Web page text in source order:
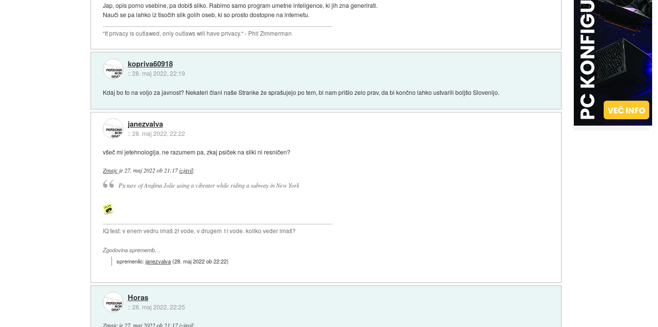
Jap, opis porno vsebine, pa dobiš sliko. Rabimo samo program umetne inteligence, ki jih zna generirati.
Nauči se pa lahko iz tisočih slik golih oseb, ki so prosto dostopne na internetu.
"If privacy is outlawed, only outlaws will have privacy." - Phil Zimmerman
kopriva60918
::28. maj 2022, 22:19
Kdaj bo to na voljo za javnost? Nekateri člani naše Stranke že sprašujejo po tem, bi nam prišlo zelo prav, da bi končno lahko ustvarili boljšo Slovenijo.
janezvalva
::28. maj 2022, 22:22
všeč mi jetehnologija. ne razumem pa, zkaj psiček na sliki ni resničen?
Zmajcje27. maj 2022 ob 21:17izjavil:
Picture of Anglina Jolie using a vibrator while riding a subway in New York
IQ test: v enem vedru imaš 2l vode, v drugem 1l vode. koliko veder imaš?
Zgodovina sprememb…
spremenilo:janezvalva(28. maj 2022 ob 22:22)
Horas
::28. maj 2022, 22:25
Zmajcje27. maj 2022 ob 21:17izjavil: